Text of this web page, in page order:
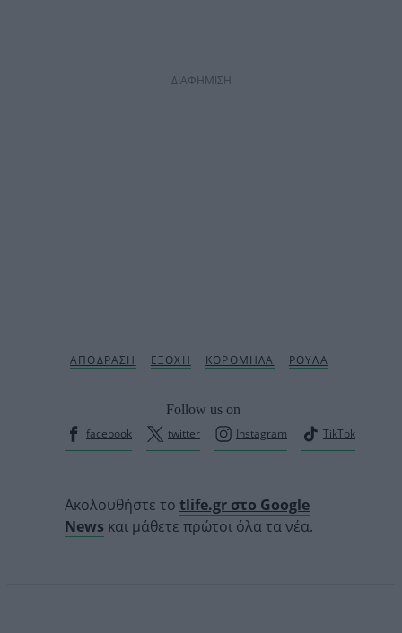
ΔΙΑΦΗΜΙΣΗ
Follow us on
facebook
twitter Instagram TikTok
Ακολουθήστε το tlife.gr στο Google
News και μάθετε πρώτοι όλα τα νέα.